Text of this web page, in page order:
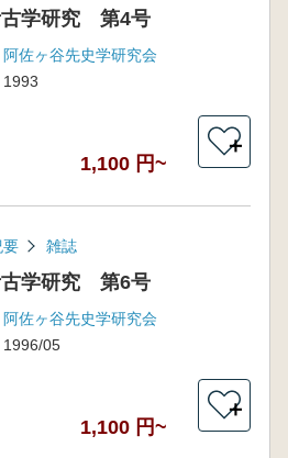
古学研究 第4号
阿佐ヶ谷先史学研究会
1993
1,100 円~
＋
要 雑誌
古学研究 第6号
阿佐ヶ谷先史学研究会
1996/05
1,100 円~
＋